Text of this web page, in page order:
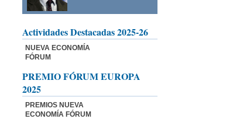
Actividades Destacadas 2025-26
NUEVA ECONOMÍA
FÓRUM
PREMIO FÓRUM EUROPA
2025
PREMIOS NUEVA
ECONOMÍA FÓRUM